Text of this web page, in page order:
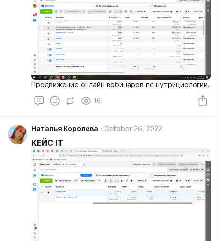
Продвижение онлайн вебинаров по нутрициологии.
16
Наталья Королева October 26, 2022
КЕЙС IT